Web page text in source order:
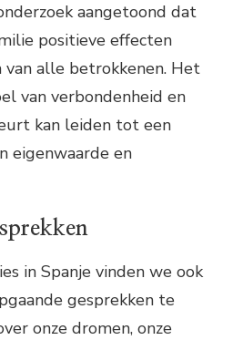
aangetoond dat
positieve effecten
alle betrokkenen. Het
van verbondenheid en
kan leiden tot een
eigenwaarde en
in Spanje vinden we ook
gesprekken te
onze dromen, onze